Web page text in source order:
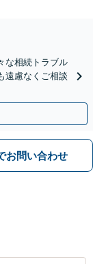
な相続トラブル
遠慮なくご相談
お問い合わせ